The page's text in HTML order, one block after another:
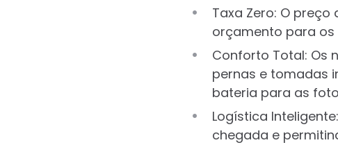
Taxa Zero: O
orçamento para os
Conforto Total: Os
pernas e tomadas
bateria para as
Logística
chegada e